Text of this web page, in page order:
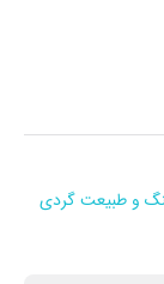
و طبیعت گردی